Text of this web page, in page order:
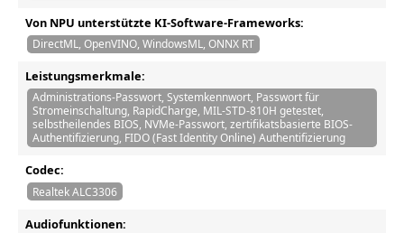
Von NPU unterstützte KI-Software-Frameworks:
DirectML, OpenVINO, WindowsML, ONNX RT
Leistungsmerkmale:
Administrations-Passwort, Systemkennwort, Passwort für
Stromeinschaltung, RapidCharge, MIL-STD-810H getestet,
selbstheilendes BIOS, NVMe-Passwort, zertifikatsbasierte BIOS-
Authentifizierung, FIDO (Fast Identity Online) Authentifizierung
Codec:
Realtek ALC3306
Audiofunktionen: